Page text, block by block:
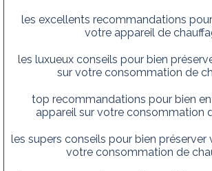
les excellents recommandations
votre appareil de
les luxueux conseils pour bien
sur votre consommation de
top recommandations pour bien
appareil sur votre consommation
les supers conseils pour bien préserver
votre consommation de